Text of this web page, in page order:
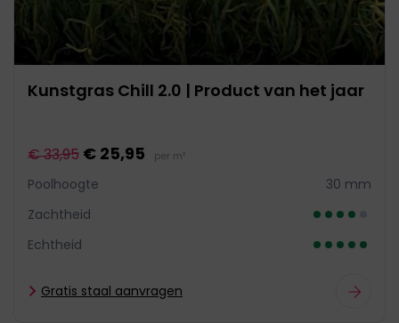
Kunstgras Chill 2.0 | Product van het jaar
€ 33,95 € 25,95 per m²
Poolhoogte
30 mm
Zachtheid
Echtheid
Gratis staal aanvragen